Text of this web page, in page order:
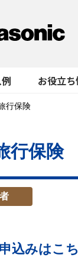
お役立
行保険
行保険
込みはこ